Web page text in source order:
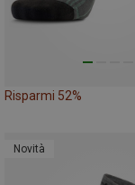
Risparmi 52%
Novità